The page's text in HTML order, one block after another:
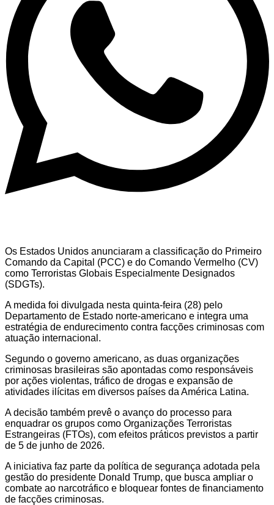
Os Estados Unidos anunciaram a classificação do Primeiro
Comando da Capital (PCC) e do Comando Vermelho (CV)
como Terroristas Globais Especialmente Designados
(SDGTs).
A medida foi divulgada nesta quinta-feira (28) pelo
Departamento de Estado norte-americano e integra uma
estratégia de endurecimento contra facções criminosas com
atuação internacional.
Segundo o governo americano, as duas organizações
criminosas brasileiras são apontadas como responsáveis
por ações violentas, tráfico de drogas e expansão de
atividades ilícitas em diversos países da América Latina.
A decisão também prevê o avanço do processo para
enquadrar os grupos como Organizações Terroristas
Estrangeiras (FTOs), com efeitos práticos previstos a partir
de 5 de junho de 2026.
A iniciativa faz parte da política de segurança adotada pela
gestão do presidente Donald Trump, que busca ampliar o
combate ao narcotráfico e bloquear fontes de financiamento
de facções criminosas.